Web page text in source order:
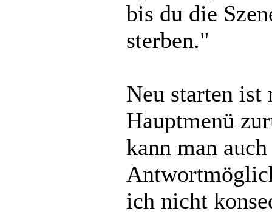
bis du die
sterben."
Neu starten ist
Hauptmenü
kann man
ich nicht